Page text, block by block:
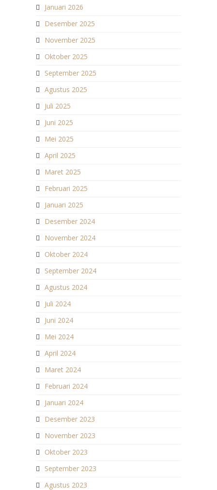
Januari 2026
Desember 2025
November 2025
Oktober 2025
September 2025
Agustus 2025
Juli 2025
Juni 2025
Mei 2025
April 2025
Maret 2025
Februari 2025
Januari 2025
Desember 2024
November 2024
Oktober 2024
September 2024
Agustus 2024
Juli 2024
Juni 2024
Mei 2024
April 2024
Maret 2024
Februari 2024
Januari 2024
Desember 2023
November 2023
Oktober 2023
September 2023
Agustus 2023